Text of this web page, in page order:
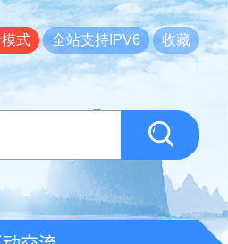
式 全站支持IPV6 收藏